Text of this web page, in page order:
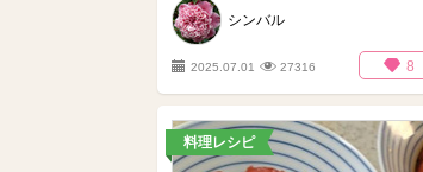
シンバル
2025.07.01 27316 8
料理レシピ